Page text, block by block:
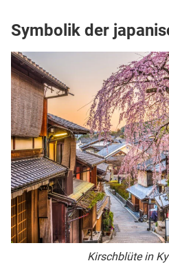
Symbolik der
Kirschblüte in